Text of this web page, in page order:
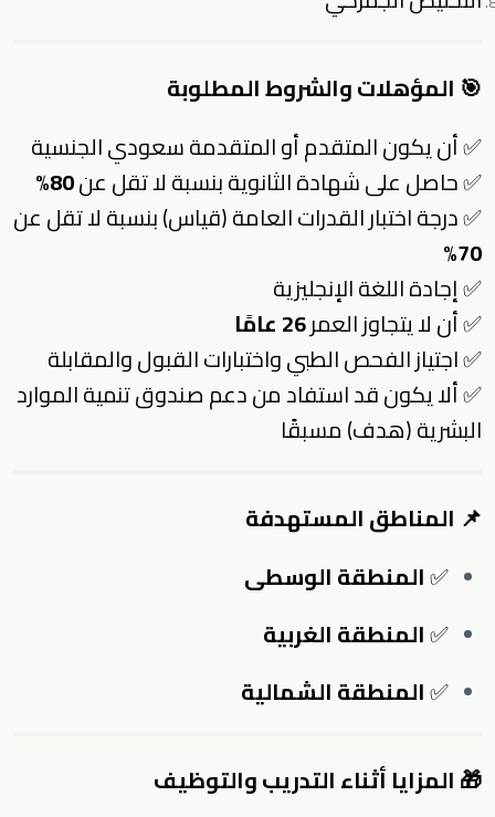
🎯 المؤهلات والشروط المطلوبة
✅ أن يكون المتقدم أو المتقدمة سعودي الجنسية
✅ حاصل على شهادة الثانوية بنسبة لا تقل عن80%
✅ درجة اختبار القدرات العامة (قياس) بنسبة لا تقل عن
70%
✅ إجادة اللغة الإنجليزية
✅ أن لا يتجاوز العمر26 عامًا
✅ اجتياز الفحص الطبي واختبارات القبول والمقابلة
✅ ألا يكون قد استفاد من دعم صندوق تنمية الموارد
البشرية (هدف) مسبقًا
📌 المناطق المستهدفة
✅المنطقة الوسطى
✅المنطقة الغربية
✅المنطقة الشمالية
🎁 المزايا أثناء التدريب والتوظيف